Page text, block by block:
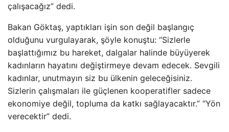
çalışacağız” dedi.
Bakan Göktaş, yaptıkları işin son değil başlangıç ​​
olduğunu vurgulayarak, şöyle konuştu: “Sizlerle
başlattığımız bu hareket, dalgalar halinde büyüyerek
kadınların hayatını değiştirmeye devam edecek. Sevgili
kadınlar, unutmayın siz bu ülkenin geleceğisiniz.
Sizlerin çalışmaları ile güçlenen kooperatifler sadece
ekonomiye değil, topluma da katkı sağlayacaktır.” “Yön
verecektir” dedi.